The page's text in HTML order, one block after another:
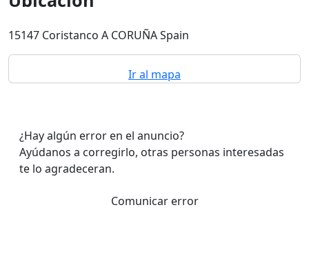
15147 Coristanco A CORUÑA Spain
Ir al mapa
¿Hay algún error en el anuncio?
Ayúdanos a corregirlo, otras personas interesadas
te lo agradeceran.
Comunicar error